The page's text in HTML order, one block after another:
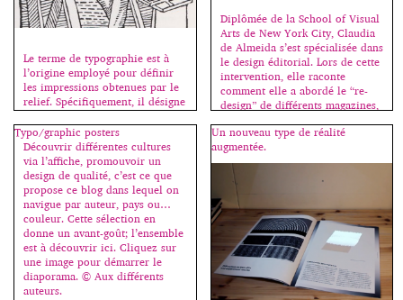
Le terme de typographie est à
l’origine employé pour définir
les impressions obtenues par le
relief. Spécifiquement, il désigne
la composition de textes à l’aide
de caractères mobiles fondus
dans un alliage de plomb,
d’antimoine et d’étain et coulés
dans des matrices, obtenues à
partir de poinçons originaux
gravés en acier trempé. La
gravure […]
Diplômée de la School of Visual
Arts de New York City, Claudia
de Almeida s’est spécialisée dans
le design éditorial. Lors de cette
intervention, elle raconte
comment elle a abordé le “re-
design” de différents magazines,
Simple Magazine. Cliquez sur
une image pour démarrer le
diaporama. Toutes les images
sont […]
Typo/graphic posters
Découvrir différentes cultures
via l’affiche, promouvoir un
design de qualité, c’est ce que
propose ce blog dans lequel on
navigue par auteur, pays ou…
couleur. Cette sélection en
donne un avant-goût; l’ensemble
est à découvrir ici. Cliquez sur
une image pour démarrer le
diaporama. © Aux différents
auteurs.
Un nouveau type de réalité
augmentée.